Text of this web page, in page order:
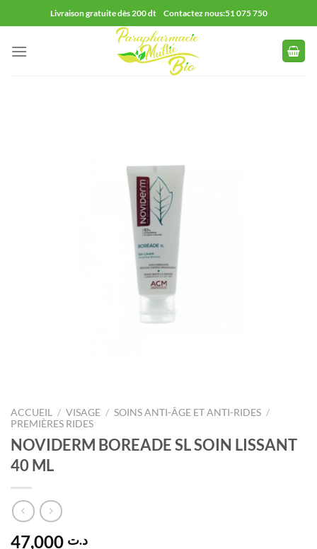
au
contenu
Livraison gratuite dès 200 dt Contactez nous:51 075 750
ACCUEIL / VISAGE / SOINS ANTI-ÂGE ET ANTI-RIDES /
PREMIÈRES RIDES
NOVIDERM BOREADE SL SOIN LISSANT
40 ML
د.ت